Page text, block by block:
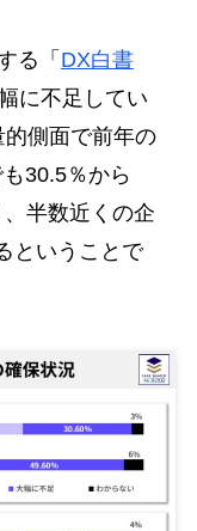
る「 DX白書
に不足してい
側面で前年の
30.5％から
半数近くの企
ということで